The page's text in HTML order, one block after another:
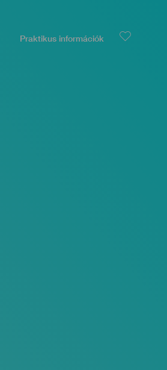
Praktikus információk